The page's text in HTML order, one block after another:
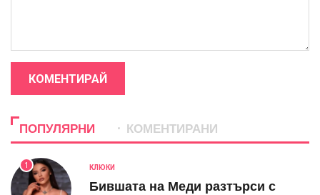
КОМЕНТИРАЙ
ПОПУЛЯРНИ КОМЕНТИРАНИ
1 КЛЮКИ
Бившата на Меди разтърси с